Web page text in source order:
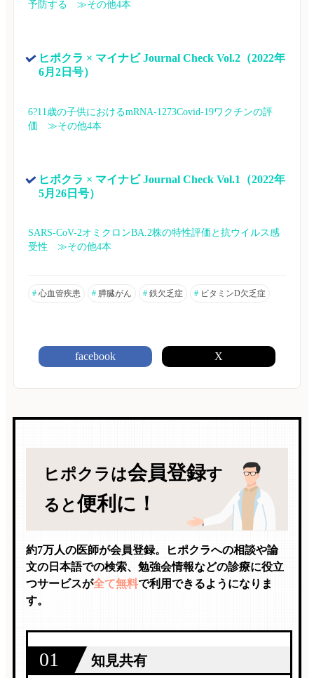
予防する　≫その他4本
ヒポクラ × マイナビ Journal Check Vol.2（2022年
6月2日号）
6?11歳の子供におけるmRNA-1273Covid-19ワクチンの評
価　≫その他4本
ヒポクラ × マイナビ Journal Check Vol.1（2022年
5月26日号）
SARS-CoV-2オミクロンBA.2株の特性評価と抗ウイルス感
受性　≫その他4本
# 心血管疾患 # 膵臓がん # 鉄欠乏症 # ビタミンD欠乏症
facebook X
ヒポクラは会員登録す
ると便利に！
約7万人の医師が会員登録。ヒポクラへの相談や論
文の日本語での検索、勉強会情報などの診療に役立
つサービスが全て無料で利用できるようになりま
す。
01 知見共有